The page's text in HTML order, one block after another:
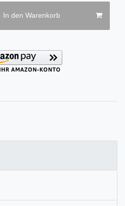
In den Warenkorb